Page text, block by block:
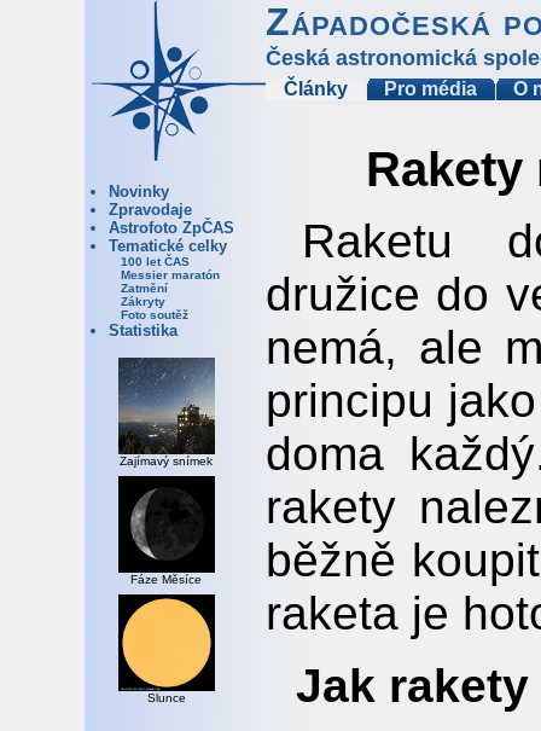
Západočeská
Česká astronomická
Články Pro média O
Novinky
Zpravodaje
Astrofoto ZpČAS
Tematické celky
100 let ČAS
Messier maratón
Zatmění
Zákryty
Foto soutěž
Statistika
Zajímavý snímek
Fáze Měsíce
Slunce
Raketu
družice do
nemá, ale
principu
doma
rakety
běžně
raketa je
Jak